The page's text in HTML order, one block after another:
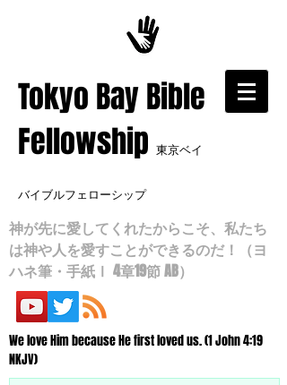
​Tokyo Bay Bible
Fellowship 東京ベイ
バイブルフェローシップ
神が先に愛してくれたからこそ、私たち
は神や人を愛すことができるのだ！（ヨ
ハネ筆・手紙Ⅰ 4章19節 AB）
We love Him because He first loved us. (1 John 4:19
NKJV)